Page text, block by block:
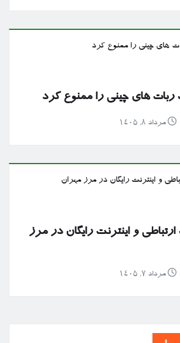
ربات های چینی را ممنوع کرد
مرداد ۸, ۱۴۰۵
و اینترنت رایگان در مرز
مرداد ۷, ۱۴۰۵